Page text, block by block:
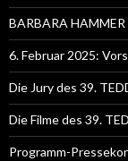
BARBARA HAMMER
6. Februar 2025:
Die Jury des 39.
Die Filme des 39.
Programm-